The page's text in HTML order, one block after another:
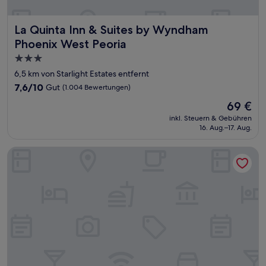
La Quinta Inn & Suites by Wyndham
Phoenix West Peoria
La Quinta Inn & Suites by Wyndham Phoenix West Peoria
3.0-
Sterne-
Unterkunft
6,5 km von Starlight Estates entfernt
7.6
7,6/10 Gut (1.004 Bewertungen)
Der
Preis
beträgt
69 €
inkl. Steuern & Gebühren
16. Aug.–17. Aug.